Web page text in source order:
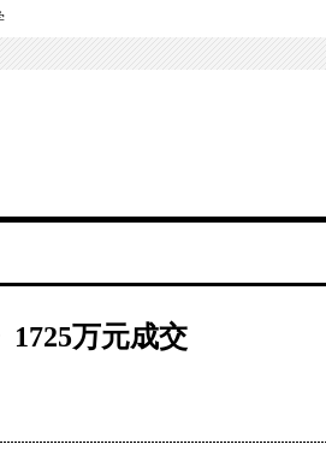
1725万元成交